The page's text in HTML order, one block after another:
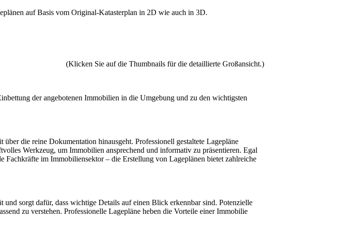
auf Basis vom Original-Katasterplan in 2D wie auch in 3D.
(Klicken Sie auf die Thumbnails für die detaillierte Großansicht.)
der angebotenen Immobilien in die Umgebung und zu den wichtigsten
die reine Dokumentation hinausgeht. Professionell gestaltete Lagepläne
Werkzeug, um Immobilien ansprechend und informativ zu präsentieren. Egal
im Immobiliensektor – die Erstellung von Lageplänen bietet zahlreiche
sorgt dafür, dass wichtige Details auf einen Blick erkennbar sind. Potenzielle
zu verstehen. Professionelle Lagepläne heben die Vorteile einer Immobilie